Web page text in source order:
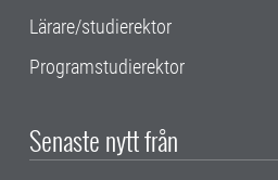
Lärare/studierektor
Programstudierektor
Senaste nytt från